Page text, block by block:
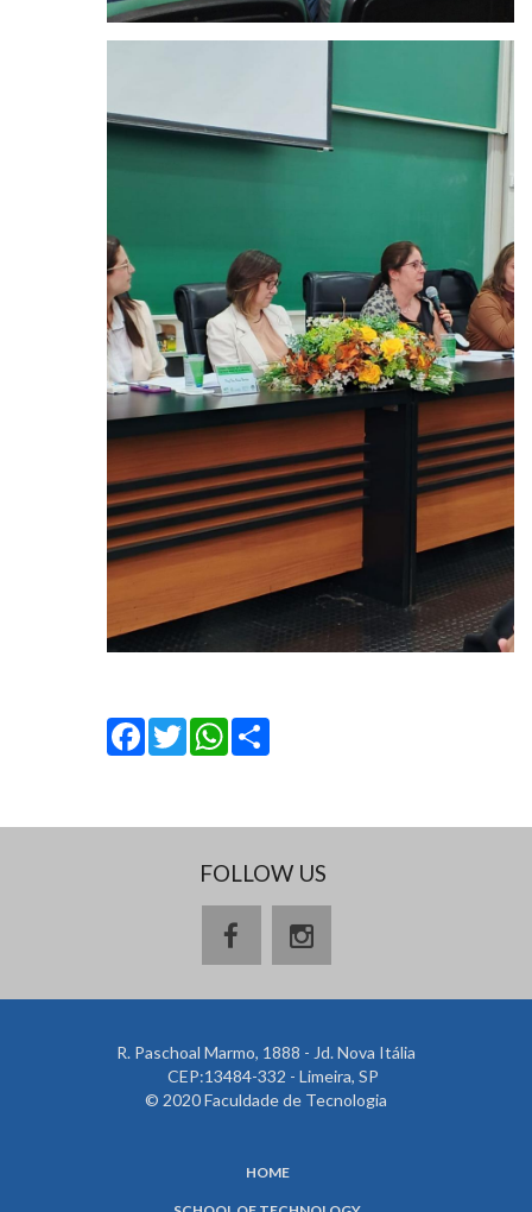
Facebook
Twitter
WhatsApp
FOLLOW US
R. Paschoal Marmo, 1888 - Jd. Nova Itália
CEP:13484-332 - Limeira, SP
© 2020 Faculdade de Tecnologia
HOME